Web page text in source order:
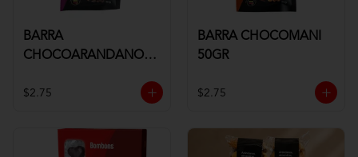
BARRA
CHOCOARANDANOS
$2.75
BARRA CHOCOMANI
50GR
$2.75